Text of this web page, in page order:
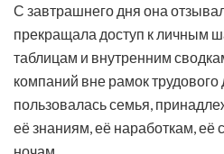
С завтрашнего дня она
прекращала доступ к личным
таблицам и внутренним
компаний вне рамок трудового
пользовалась семья,
её знаниям, её наработкам, её